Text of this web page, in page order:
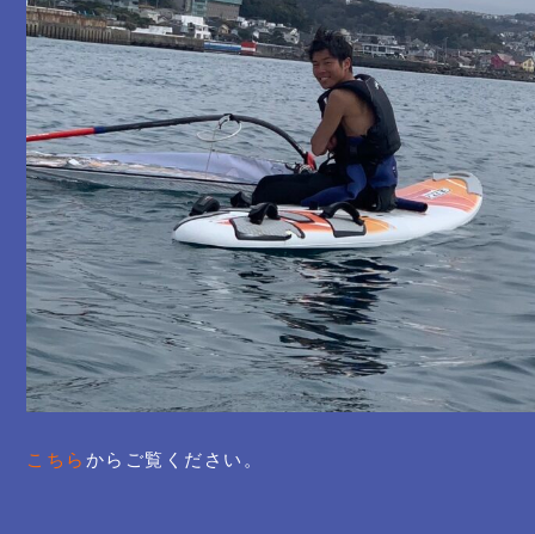
こちら からご覧ください。